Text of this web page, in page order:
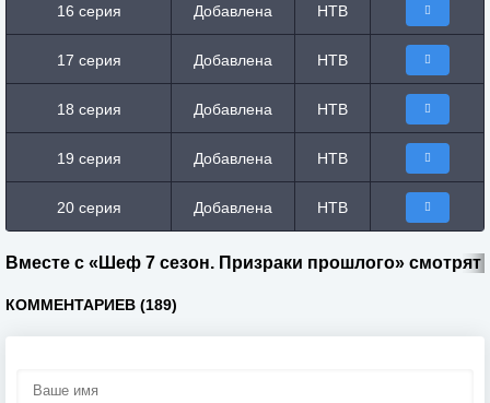
16 серия Добавлена НТВ
17 серия Добавлена НТВ
18 серия Добавлена НТВ
19 серия Добавлена НТВ
20 серия Добавлена НТВ
Вместе с «Шеф 7 сезон. Призраки прошлого» смотрят
КОММЕНТАРИЕВ (189)